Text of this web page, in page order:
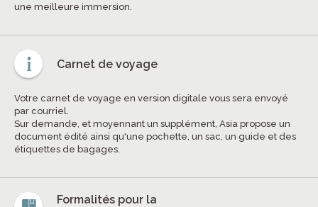
une meilleure immersion.
Carnet de voyage
Votre carnet de voyage en version digitale vous sera envoyé
par courriel.
Sur demande, et moyennant un supplément, Asia propose un
document édité ainsi qu'une pochette, un sac, un guide et des
étiquettes de bagages.
Formalités pour la